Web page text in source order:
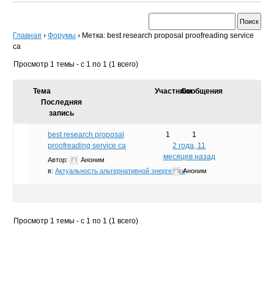
Главная › Форумы › Метка: best research proposal proofreading service
ca
Просмотр 1 темы - с 1 по 1 (1 всего)
Тема УчастникиСообщения
Последняя
запись
best research proposal
proofreading service ca
Автор:
Аноним
в: Актуальность альтернативной энергетики
1
1
2 года, 11
месяцев назад
Аноним
Просмотр 1 темы - с 1 по 1 (1 всего)